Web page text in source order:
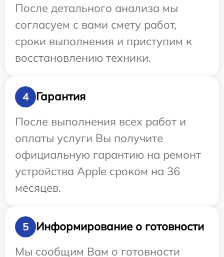
После детального анализа мы
согласуем с вами смету работ,
сроки выполнения и приступим к
восстановлению техники.
4
Гарантия
После выполнения всех работ и
оплаты услуги Вы получите
официальную гарантию на ремонт
устройства Apple сроком на 36
месяцев.
5
Информирование о готовности
Мы сообщим Вам о готовности